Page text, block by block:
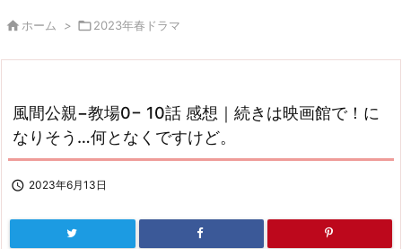
次へ
検索
 ホーム > 2023年春ドラマ
風間公親−教場0− 10話 感想｜続きは映画館で！に
なりそう…何となくですけど。
 2023年6月13日